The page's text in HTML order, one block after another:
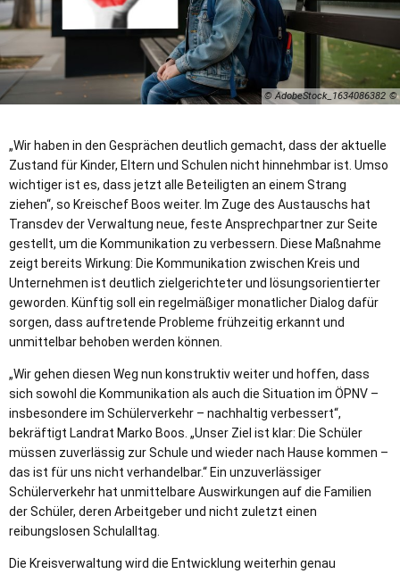
© AdobeStock_1634086382
„Wir haben in den Gesprächen deutlich gemacht, dass der aktuelle
Zustand für Kinder, Eltern und Schulen nicht hinnehmbar ist. Umso
wichtiger ist es, dass jetzt alle Beteiligten an einem Strang
ziehen“, so Kreischef Boos weiter. Im Zuge des Austauschs hat
Transdev der Verwaltung neue, feste Ansprechpartner zur Seite
gestellt, um die Kommunikation zu verbessern. Diese Maßnahme
zeigt bereits Wirkung: Die Kommunikation zwischen Kreis und
Unternehmen ist deutlich zielgerichteter und lösungsorientierter
geworden. Künftig soll ein regelmäßiger monatlicher Dialog dafür
sorgen, dass auftretende Probleme frühzeitig erkannt und
unmittelbar behoben werden können.
„Wir gehen diesen Weg nun konstruktiv weiter und hoffen, dass
sich sowohl die Kommunikation als auch die Situation im ÖPNV –
insbesondere im Schülerverkehr – nachhaltig verbessert“,
bekräftigt Landrat Marko Boos. „Unser Ziel ist klar: Die Schüler
müssen zuverlässig zur Schule und wieder nach Hause kommen –
das ist für uns nicht verhandelbar.“ Ein unzuverlässiger
Schülerverkehr hat unmittelbare Auswirkungen auf die Familien
der Schüler, deren Arbeitgeber und nicht zuletzt einen
reibungslosen Schulalltag.
Die Kreisverwaltung wird die Entwicklung weiterhin genau